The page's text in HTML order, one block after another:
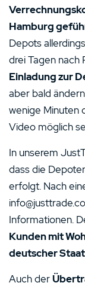
Hamburg
Depots
drei Tagen nach
Einladung zur
aber bald
wenige Minuten
Video möglich
In unserem
dass die
erfolgt. Nach
Informationen.
Kunden mit
deutscher
Auch der